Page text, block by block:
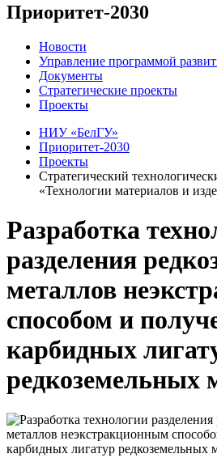
Приоритет-2030
Новости
Управление программой
Документы
Стратегические проекты
Проекты
НИУ «БелГУ»
Приоритет-2030
Проекты
Стратегический
«Технологии материалов и
Разработка
разделения
металлов
способом и
карбидных
редкоземельных